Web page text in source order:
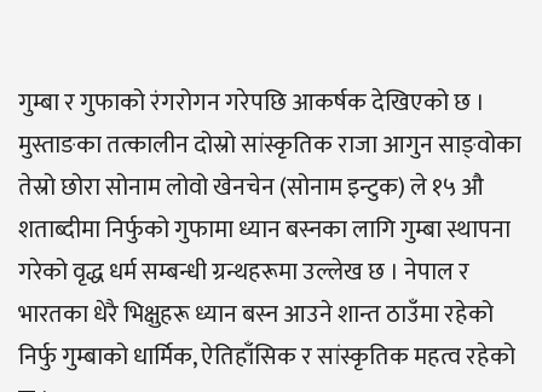
गुम्बा र गुफाको रंगरोगन गरेपछि आकर्षक देखिएको छ ।
मुस्ताङका तत्कालीन दोस्रो सांस्कृतिक राजा आगुन साङ्वोका
तेस्रो छोरा सोनाम लोवो खेनचेन (सोनाम इन्टुक) ले १५ औ
शताब्दीमा निर्फुको गुफामा ध्यान बस्नका लागि गुम्बा स्थापना
गरेको वृद्ध धर्म सम्बन्धी ग्रन्थहरूमा उल्लेख छ । नेपाल र
भारतका धेरै भिक्षुहरू ध्यान बस्न आउने शान्त ठाउँमा रहेको
निर्फु गुम्बाको धार्मिक, ऐतिहाँसिक र सांस्कृतिक महत्व रहेको